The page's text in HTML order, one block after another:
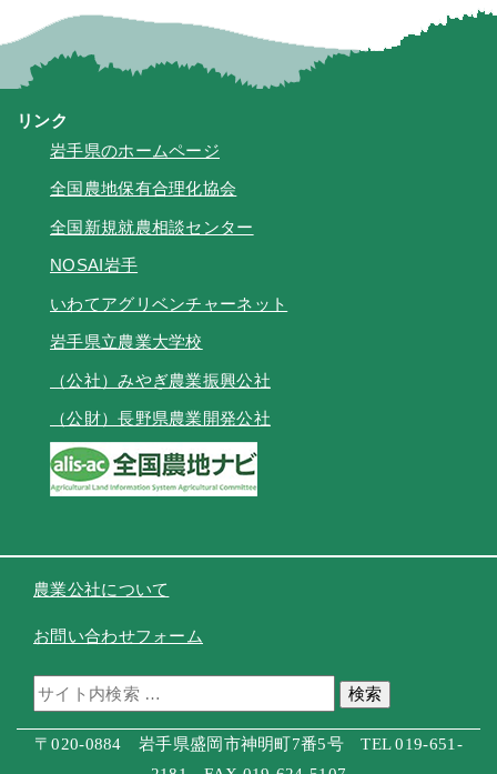
リンク
岩手県のホームページ
全国農地保有合理化協会
全国新規就農相談センター
NOSAI岩手
いわてアグリベンチャーネット
岩手県立農業大学校
（公社）みやぎ農業振興公社
（公財）長野県農業開発公社
農業公社について
お問い合わせフォーム
検索
〒020-0884 岩手県盛岡市神明町7番5号 TEL 019-651-